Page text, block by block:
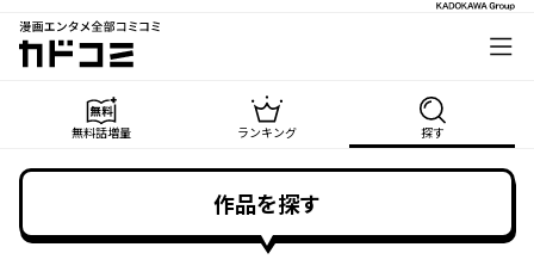
漫画エンタメ全部コミコミ
カドコミ
無料話増量 ランキング 探す
作品を探す